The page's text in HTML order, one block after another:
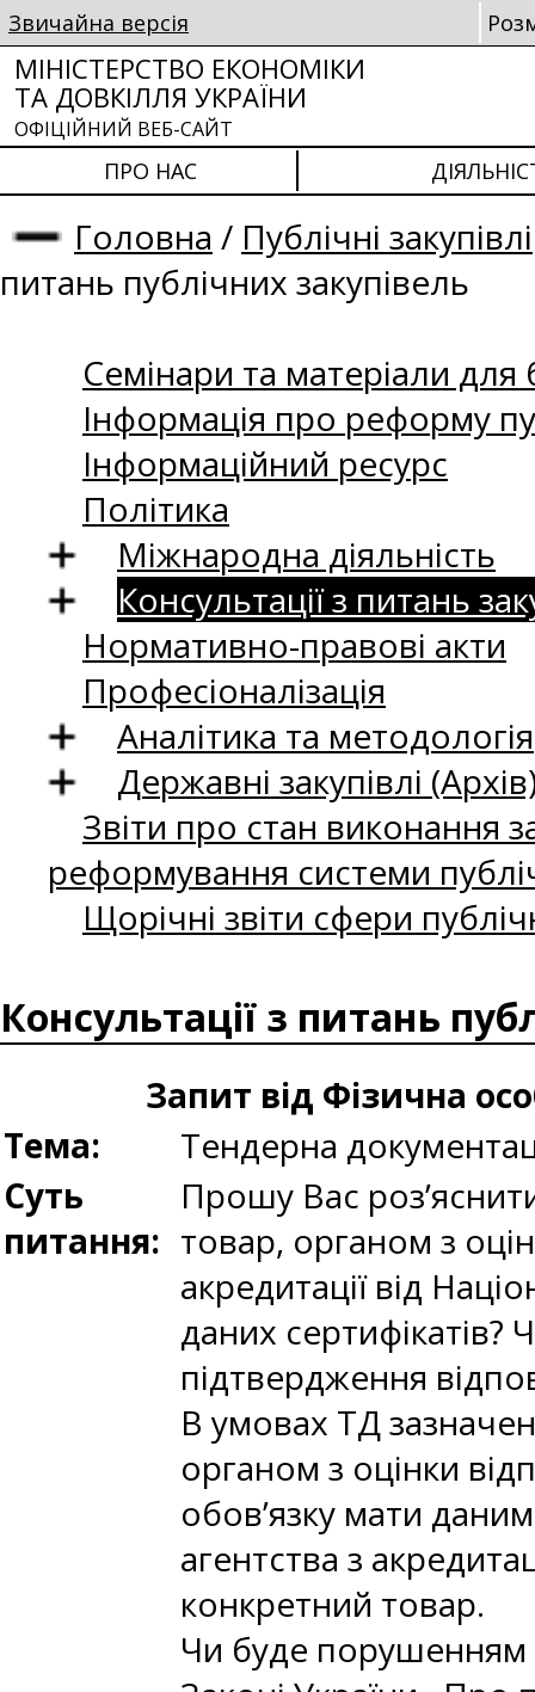
Звичайна версія
МІНІСТЕРСТВО ЕКОНОМІКИ
ТА ДОВКІЛЛЯ УКРАЇНИ
ОФІЦІЙНИЙ ВЕБ-САЙТ
ПРО НАС
Головна / Публічні закупівлі
питань публічних закупівель
Семінари та матеріали для
Інформація про реформу
Інформаційний ресурс
Політика
Міжнародна діяльність
Консультації з питань
Нормативно-правові акти
Професіоналізація
Аналітика та методологія
Державні закупівлі
Звіти про стан виконання
реформування системи
Щорічні звіти сфери
Консультації з питань
Запит від Фізична
Тема:
Тендерна
Суть
питання:
Прошу Вас
товар, органом з
акредитації від
даних
підтвердження
В умовах ТД
органом з оцінки
обов’язку мати
агентства з
конкретний товар.
Чи буде порушенням